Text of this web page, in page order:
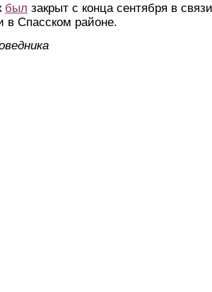
был закрыт с конца сентября в
Спасском районе.